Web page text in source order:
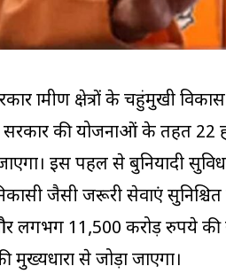
ग्रामीण क्षेत्रों के चहुंमुखी
सरकार की योजनाओं के तहत 22
इस पहल से बुनियादी
जैसी जरूरी सेवाएं
लगभग 11,500 करोड़ रुपये की
मुख्यधारा से जोड़ा जाएगा।